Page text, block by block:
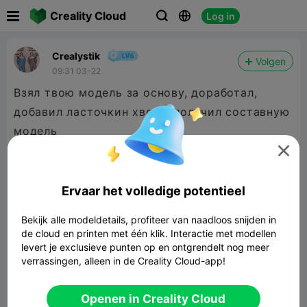
Creality Cloud   Log in
Сrealуstik
09:31 03-22
Volgen
Взял твою модель за основу, доработал,
добавил ласточкин хвост, получил составную
модель

Ervaar het volledige potentieel
Bekijk alle modeldetails, profiteer van naadloos snijden in
de cloud en printen met één klik. Interactie met modellen
levert je exclusieve punten op en ontgrendelt nog meer
verrassingen, alleen in de Creality Cloud-app!
Openen in Creality Cloud